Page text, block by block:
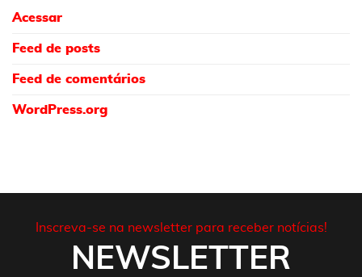
Acessar
Feed de posts
Feed de comentários
WordPress.org
Inscreva-se na newsletter para receber notícias!
NEWSLETTER